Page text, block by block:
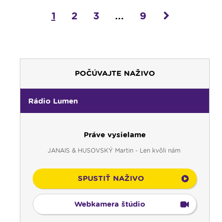
1 2 3 ... 9
POČÚVAJTE NAŽIVO
Rádio Lumen
Práve vysielame
JANAIS & HUSOVSKÝ Martin - Len kvôli nám
SPUSTIŤ NAŽIVO
Webkamera štúdio
00:00 Predel do nového dňa
00:01
Vitaj doma, rodina! - repríza
01:00
Karmel - repríza